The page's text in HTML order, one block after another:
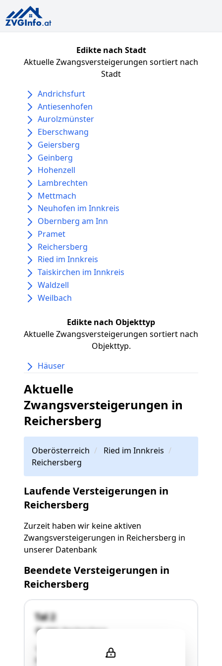
Edikte nach Stadt
Aktuelle Zwangsversteigerungen sortiert nach
Stadt
Andrichsfurt
Antiesenhofen
Aurolzmünster
Eberschwang
Geiersberg
Geinberg
Hohenzell
Lambrechten
Mettmach
Neuhofen im Innkreis
Obernberg am Inn
Pramet
Reichersberg
Ried im Innkreis
Taiskirchen im Innkreis
Waldzell
Weilbach
Edikte nach Objekttyp
Aktuelle Zwangsversteigerungen sortiert nach
Objekttyp.
Häuser
Aktuelle
Zwangsversteigerungen in
Reichersberg
Oberösterreich
Ried im Innkreis
Reichersberg
Laufende Versteigerungen in
Reichersberg
Zurzeit haben wir keine aktiven
Zwangsversteigerungen in Reichersberg in
unserer Datenbank
Beendete Versteigerungen in
Reichersberg
Tal 2
4981 Reichersberg
"Das Objekt befindet sich direkt am Fuße des
Stiftsgeländes Reichersberg, am Ortsrand von